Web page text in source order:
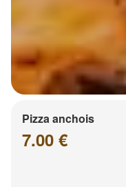
Pizza anchois
7.00 €